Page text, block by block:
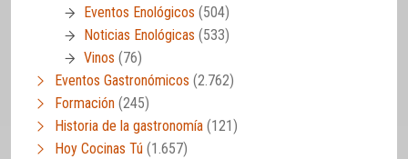
Eventos Enológicos (504)
Noticias Enológicas (533)
Vinos (76)
Eventos Gastronómicos (2.762)
Formación (245)
Historia de la gastronomía (121)
Hoy Cocinas Tú (1.657)